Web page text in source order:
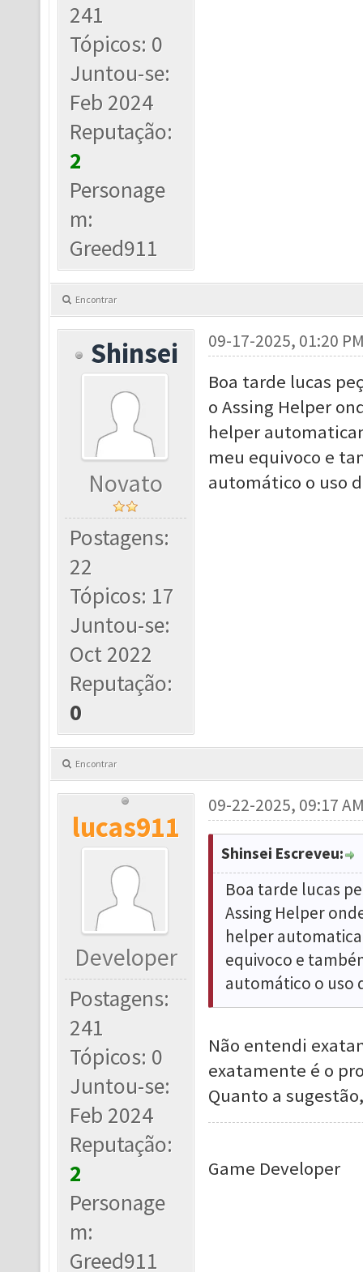
241
Tópicos: 0
Juntou-se:
Feb 2024
Reputação:
2
Personage
m:
Greed911
Encontrar
Shinsei
Novato
Postagens:
22
Tópicos: 17
Juntou-se:
Oct 2022
Reputação:
0
09-17-2025, 01:20
Boa tarde lucas
o Assing Helper
helper
meu equivoco e
automático o uso
Encontrar
lucas911
Developer
Postagens:
241
Tópicos: 0
Juntou-se:
Feb 2024
Reputação:
2
Personage
m:
Greed911
09-22-2025, 09:17
Shinsei Escreveu:
Boa tarde lucas
Assing Helper
helper
equivoco e
automático o uso
Não entendi
exatamente é o
Quanto a
Game Developer